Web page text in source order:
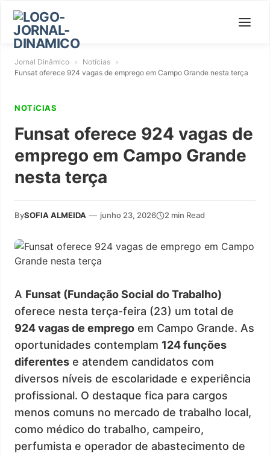
Jornal Dinâmico » Notícias »
Funsat oferece 924 vagas de emprego em Campo Grande nesta terça
NOTíCIAS
Funsat oferece 924 vagas de
emprego em Campo Grande
nesta terça
BySOFIA ALMEIDA — junho 23, 2026 2 min Read
A Funsat (Fundação Social do Trabalho)
oferece nesta terça-feira (23) um total de
924 vagas de emprego em Campo Grande. As
oportunidades contemplam 124 funções
diferentes e atendem candidatos com
diversos níveis de escolaridade e experiência
profissional. O destaque fica para cargos
menos comuns no mercado de trabalho local,
como médico do trabalho, campeiro,
perfumista e operador de abastecimento de